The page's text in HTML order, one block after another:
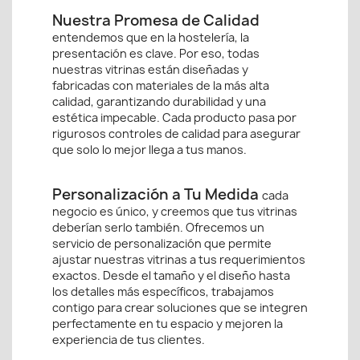
Nuestra Promesa de Calidad
entendemos que en la hostelería, la
presentación es clave. Por eso, todas
nuestras vitrinas están diseñadas y
fabricadas con materiales de la más alta
calidad, garantizando durabilidad y una
estética impecable. Cada producto pasa por
rigurosos controles de calidad para asegurar
que solo lo mejor llega a tus manos.
Personalización a Tu Medida cada
negocio es único, y creemos que tus vitrinas
deberían serlo también. Ofrecemos un
servicio de personalización que permite
ajustar nuestras vitrinas a tus requerimientos
exactos. Desde el tamaño y el diseño hasta
los detalles más específicos, trabajamos
contigo para crear soluciones que se integren
perfectamente en tu espacio y mejoren la
experiencia de tus clientes.